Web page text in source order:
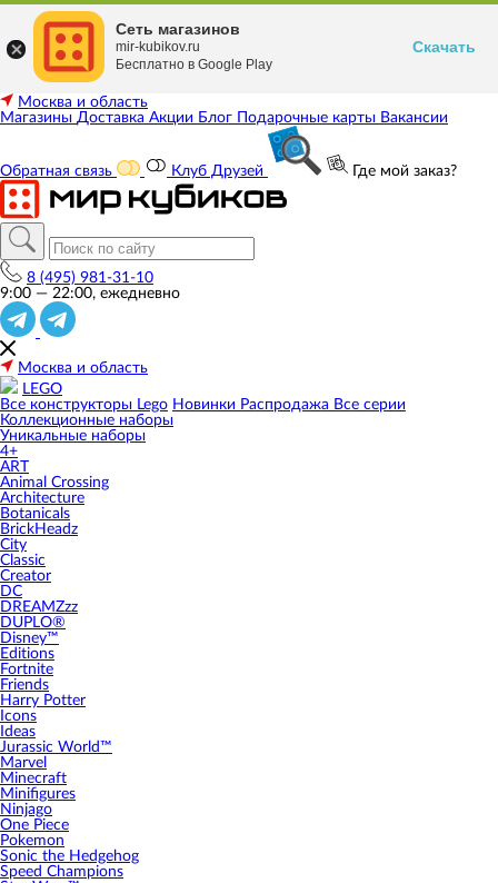
Москва и область
Магазины Доставка Акции Блог Подарочные карты Вакансии
Обратная связь Клуб Друзей Где мой заказ?
8 (495) 981-31-10
9:00 — 22:00, ежедневно
Москва и область
LEGO
Все конструкторы Lego Новинки Распродажа Все серии
Коллекционные наборы
Уникальные наборы
4+
ART
Animal Crossing
Architecture
Botanicals
BrickHeadz
City
Classic
Creator
DC
DREAMZzz
DUPLO®
Disney™
Editions
Fortnite
Friends
Harry Potter
Icons
Ideas
Jurassic World™
Marvel
Minecraft
Minifigures
Ninjago
One Piece
Pokemon
Sonic the Hedgehog
Speed Champions
Сеть магазинов
mir-kubikov.ru
Бесплатно в Google Play
Скачать